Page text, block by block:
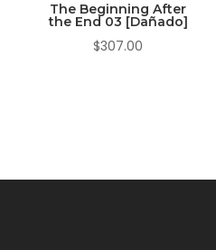
The Beginning After
the End 03 [Dañado]
$307.00